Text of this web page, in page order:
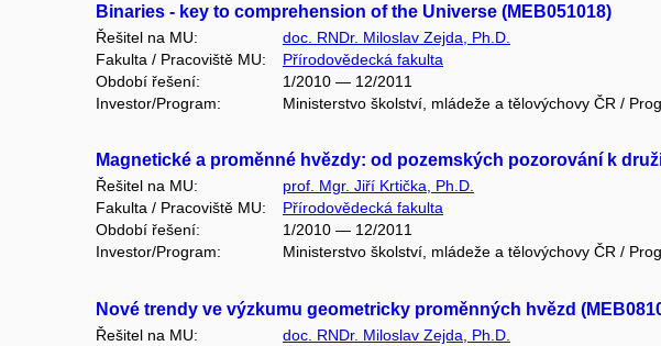
Binaries - key to comprehension of the Universe (MEB051018)
Řešitel na MU:
doc. RNDr. Miloslav Zejda, Ph.D.
Fakulta / Pracoviště MU:
Přírodovědecká fakulta
Období řešení:
1/2010 — 12/2011
Investor/Program:
Ministerstvo školství, mládeže a tělovýchovy ČR /
Magnetické a proměnné hvězdy: od pozemských pozorování k
Řešitel na MU:
prof. Mgr. Jiří Krtička, Ph.D.
Fakulta / Pracoviště MU:
Přírodovědecká fakulta
Období řešení:
1/2010 — 12/2011
Investor/Program:
Ministerstvo školství, mládeže a tělovýchovy ČR /
Nové trendy ve výzkumu geometricky proměnných hvězd
Řešitel na MU:
doc. RNDr. Miloslav Zejda, Ph.D.